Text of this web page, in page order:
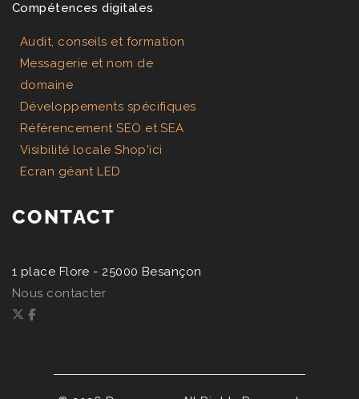
Compétences digitales
Audit, conseils et formation
Messagerie et nom de
domaine
Développements spécifiques
Référencement SEO et SEA
Visibilité locale Shop'ici
Ecran géant LED
CONTACT
1 place Flore - 25000 Besançon
Nous contacter